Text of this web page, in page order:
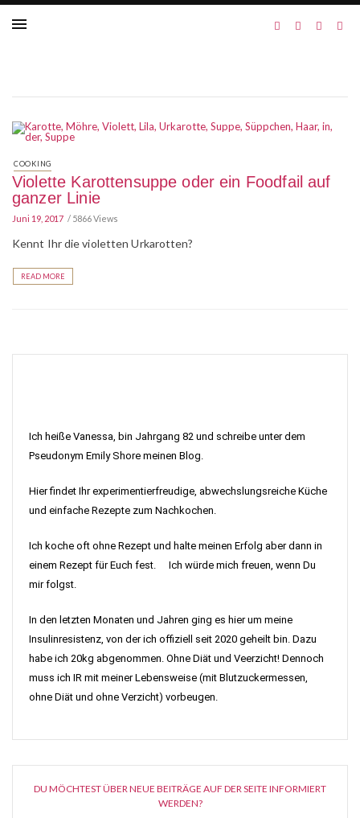
COOKING
Violette Karottensuppe oder ein Foodfail auf
ganzer Linie
Juni 19, 2017 5866 Views
Kennt Ihr die violetten Urkarotten?
READ MORE
Ich heiße Vanessa, bin Jahrgang 82 und schreibe unter dem
Pseudonym Emily Shore meinen Blog.
Hier findet Ihr experimentierfreudige, abwechslungsreiche Küche
und einfache Rezepte zum Nachkochen.
Ich koche oft ohne Rezept und halte meinen Erfolg aber dann in
einem Rezept für Euch fest. Ich würde mich freuen, wenn Du
mir folgst.
In den letzten Monaten und Jahren ging es hier um meine
Insulinresistenz, von der ich offiziell seit 2020 geheilt bin. Dazu
habe ich 20kg abgenommen. Ohne Diät und Veerzicht! Dennoch
muss ich IR mit meiner Lebensweise (mit Blutzuckermessen,
ohne Diät und ohne Verzicht) vorbeugen.
DU MÖCHTEST ÜBER NEUE BEITRÄGE AUF DER SEITE INFORMIERT
WERDEN?